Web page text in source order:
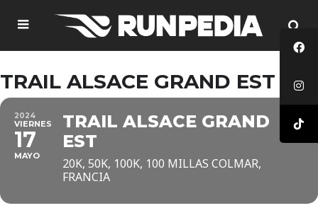
TRAIL ALSACE GRAND EST
2024
VIERNES
17
MAYO
TRAIL ALSACE GRAND
EST
20K, 50K, 100K, 100 MILLAS COLMAR,
FRANCIA